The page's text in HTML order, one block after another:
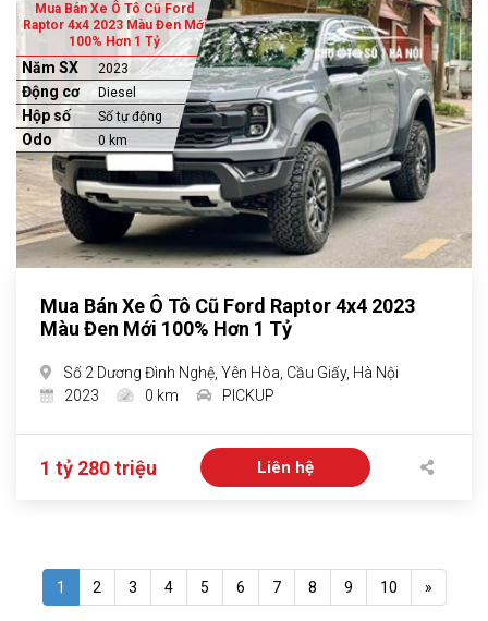
Mua Bán Xe Ô Tô Cũ Ford
Raptor 4x4 2023 Màu Đen Mới
100% Hơn 1 Tỷ
Năm SX 2023
Động cơ Diesel
Hộp số Số tự động
Odo 0 km
Mua Bán Xe Ô Tô Cũ Ford Raptor 4x4 2023
Màu Đen Mới 100% Hơn 1 Tỷ
Số 2 Dương Đình Nghệ, Yên Hòa, Cầu Giấy, Hà Nội
2023
0 km PICKUP
1 tỷ 280 triệu Liên hệ
1 2 3 4 5 6 7 8 9 10 »